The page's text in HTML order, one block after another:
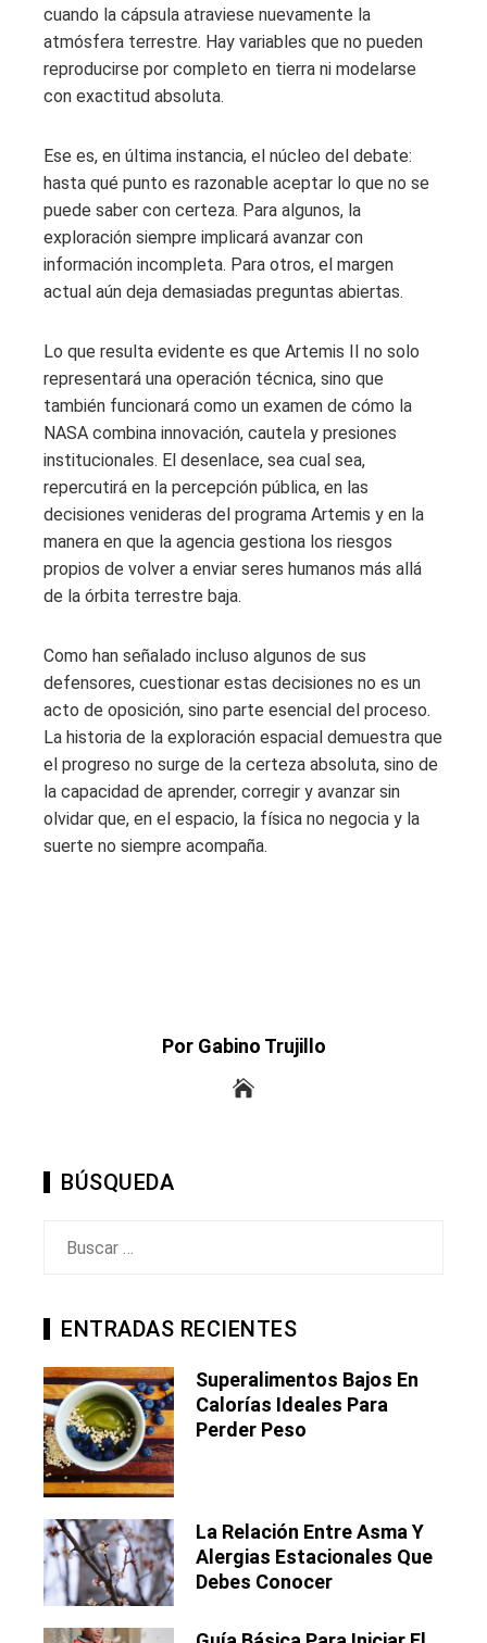
cuando la cápsula atraviese nuevamente la
atmósfera terrestre. Hay variables que no pueden
reproducirse por completo en tierra ni modelarse
con exactitud absoluta.
Ese es, en última instancia, el núcleo del debate:
hasta qué punto es razonable aceptar lo que no se
puede saber con certeza. Para algunos, la
exploración siempre implicará avanzar con
información incompleta. Para otros, el margen
actual aún deja demasiadas preguntas abiertas.
Lo que resulta evidente es que Artemis II no solo
representará una operación técnica, sino que
también funcionará como un examen de cómo la
NASA combina innovación, cautela y presiones
institucionales. El desenlace, sea cual sea,
repercutirá en la percepción pública, en las
decisiones venideras del programa Artemis y en la
manera en que la agencia gestiona los riesgos
propios de volver a enviar seres humanos más allá
de la órbita terrestre baja.
Como han señalado incluso algunos de sus
defensores, cuestionar estas decisiones no es un
acto de oposición, sino parte esencial del proceso.
La historia de la exploración espacial demuestra que
el progreso no surge de la certeza absoluta, sino de
la capacidad de aprender, corregir y avanzar sin
olvidar que, en el espacio, la física no negocia y la
suerte no siempre acompaña.
Por Gabino Trujillo
BÚSQUEDA
ENTRADAS RECIENTES
Superalimentos Bajos En
Calorías Ideales Para
Perder Peso
La Relación Entre Asma Y
Alergias Estacionales Que
Debes Conocer